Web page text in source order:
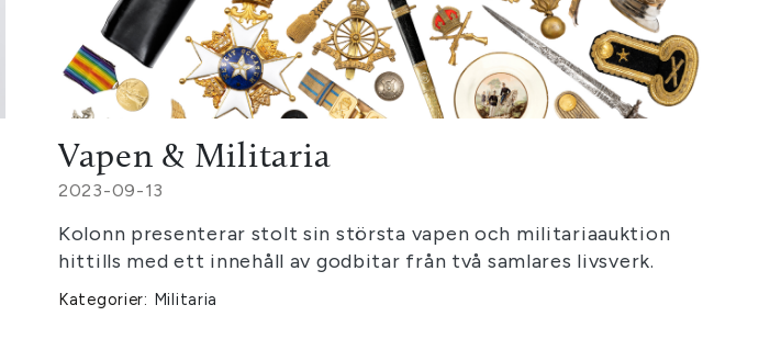
Vapen & Militaria
2023-09-13
Kolonn presenterar stolt sin största vapen och militariaauktion
hittills med ett innehåll av godbitar från två samlares livsverk.
Kategorier: Militaria